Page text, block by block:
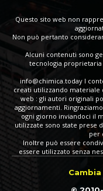
Questo sito web non
Non può pertanto
Alcuni contenuti sono
tecnologia
info@chimica.todayI
creati utilizzando
web : gli autori originali
aggiornamenti.
ogni giorno inviandoci il
utilizzate sono state prese
per
Inoltre può essere
essere utilizzato senza